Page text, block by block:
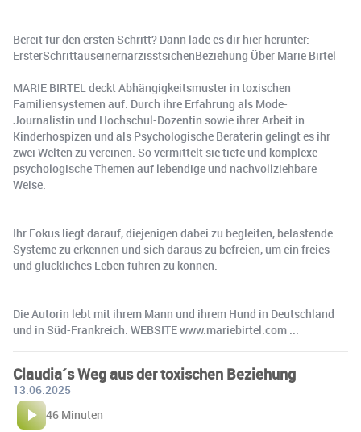
Bereit für den ersten Schritt? Dann lade es dir hier herunter:
ErsterSchrittauseinernarzisstsichenBeziehung Über Marie Birtel
MARIE BIRTEL deckt Abhängigkeitsmuster in toxischen
Familiensystemen auf. Durch ihre Erfahrung als Mode-
Journalistin und Hochschul-Dozentin sowie ihrer Arbeit in
Kinderhospizen und als Psychologische Beraterin gelingt es ihr
zwei Welten zu vereinen. So vermittelt sie tiefe und komplexe
psychologische Themen auf lebendige und nachvollziehbare
Weise.
Ihr Fokus liegt darauf, diejenigen dabei zu begleiten, belastende
Systeme zu erkennen und sich daraus zu befreien, um ein freies
und glückliches Leben führen zu können.
Die Autorin lebt mit ihrem Mann und ihrem Hund in Deutschland
und in Süd-Frankreich. WEBSITE www.mariebirtel.com ...
Claudia´s Weg aus der toxischen Beziehung
13.06.2025
46 Minuten